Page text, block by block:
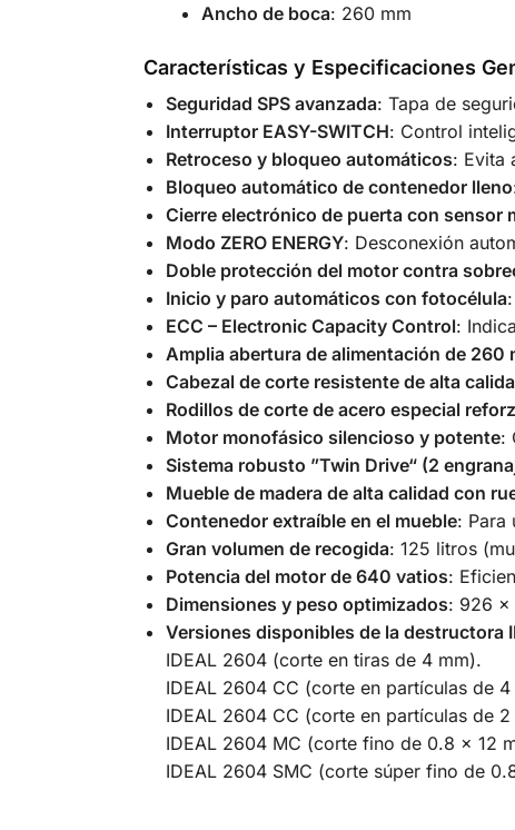
Ancho de boca: 260 mm
Características y Especificaciones
Seguridad SPS avanzada: Tapa de
Interruptor EASY-SWITCH: Control
Retroceso y bloqueo automáticos: Evita
Bloqueo automático de contenedor lleno
Cierre electrónico de puerta con sensor
Modo ZERO ENERGY: Desconexión
Doble protección del motor contra
Inicio y paro automáticos con fotocélula
ECC – Electronic Capacity Control:
Amplia abertura de alimentación de 260
Cabezal de corte resistente de alta
Rodillos de corte de acero especial
Motor monofásico silencioso y potente:
Sistema robusto ”Twin Drive“ (2
Mueble de madera de alta calidad con
Contenedor extraíble en el mueble: Para
Gran volumen de recogida: 125 litros
Potencia del motor de 640 vatios:
Dimensiones y peso optimizados: 926 x
Versiones disponibles de la destructora
IDEAL 2604 (corte en tiras de 4 mm).
IDEAL 2604 CC (corte en partículas de
IDEAL 2604 CC (corte en partículas de
IDEAL 2604 MC (corte fino de 0.8 × 12
IDEAL 2604 SMC (corte súper fino de